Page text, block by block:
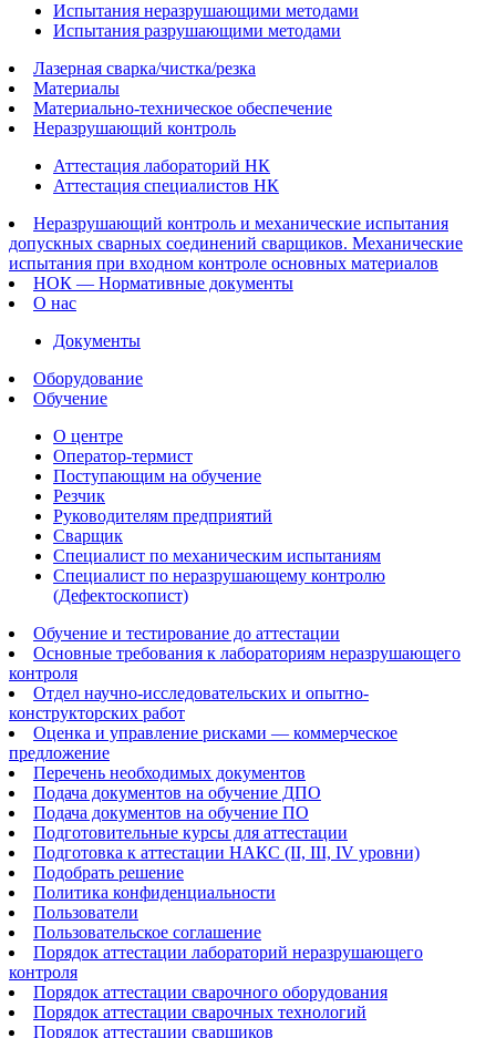
Испытания неразрушающими методами
Испытания разрушающими методами
Лазерная сварка/чистка/резка
Материалы
Материально-техническое обеспечение
Неразрушающий контроль
Аттестация лабораторий НК
Аттестация специалистов НК
Неразрушающий контроль и механические испытания
допускных сварных соединений сварщиков. Механические
испытания при входном контроле основных материалов
НОК — Нормативные документы
О нас
Документы
Оборудование
Обучение
О центре
Оператор-термист
Поступающим на обучение
Резчик
Руководителям предприятий
Сварщик
Специалист по механическим испытаниям
Специалист по неразрушающему контролю
(Дефектоскопист)
Обучение и тестирование до аттестации
Основные требования к лабораториям неразрушающего
контроля
Отдел научно-исследовательских и опытно-
конструкторских работ
Оценка и управление рисками — коммерческое
предложение
Перечень необходимых документов
Подача документов на обучение ДПО
Подача документов на обучение ПО
Подготовительные курсы для аттестации
Подготовка к аттестации НАКС (II, III, IV уровни)
Подобрать решение
Политика конфиденциальности
Пользователи
Пользовательское соглашение
Порядок аттестации лабораторий неразрушающего
контроля
Порядок аттестации сварочного оборудования
Порядок аттестации сварочных технологий
Порядок аттестации сварщиков